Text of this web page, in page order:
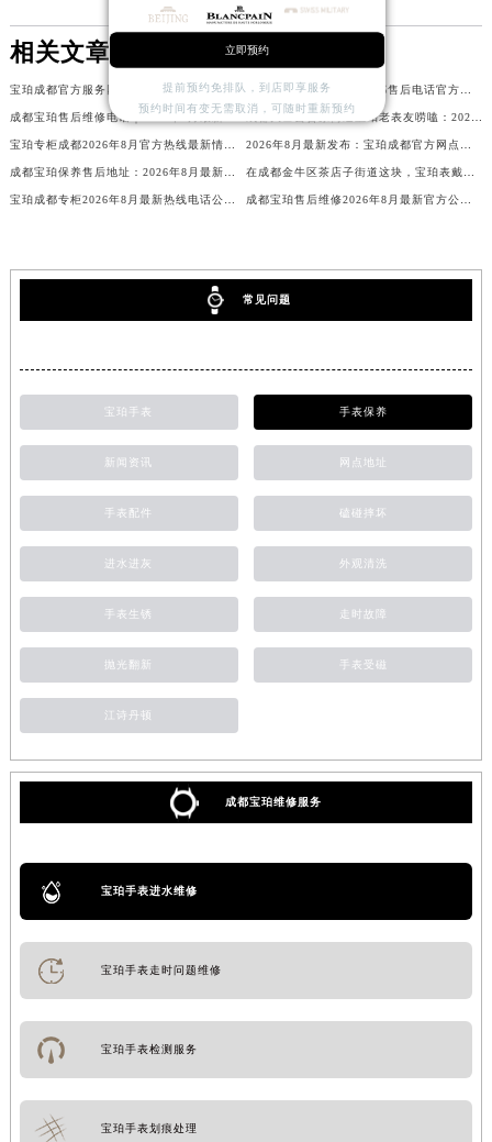
相关文章
宝珀成都官方服务网点地址2026年8月最新公布，热线电话售后客户直达通道
成都宝珀售后维修电话｜2026年8月最新官方信息公示：腕表保养、检测与故障维修服务网点通告
常见问题
宝珀手表 手表保养
新闻资讯 网点地址
手表配件 磕碰摔坏
进水进灰 外观清洗
手表生锈 走时故障
抛光翻新 手表受磁
江诗丹顿
成都宝珀维修服务
宝珀手表进水维修
宝珀手表走时问题维修
宝珀手表检测服务
宝珀手表划痕处理
立即预约
提前预约免排队，到店即享服务
预约时间有变无需取消，可随时重新预约